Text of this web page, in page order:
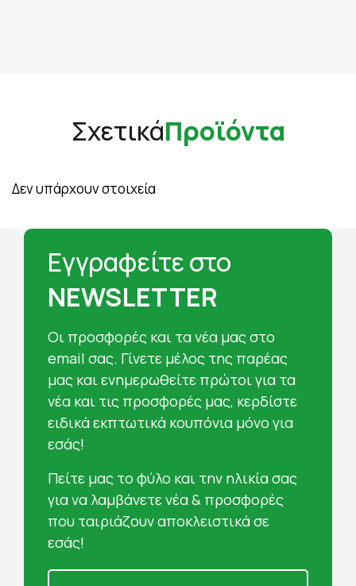
ΣχετικάΠροϊόντα
Δεν υπάρχουν στοιχεία
Εγγραφείτε στο
NEWSLETTER
Oι προσφορές και τα νέα μας στο
email σας. Γίνετε μέλος της παρέας
μας και ενημερωθείτε πρώτοι για τα
νέα και τις προσφορές μας, κερδίστε
ειδικά εκπτωτικά κουπόνια μόνο για
εσάς!
Πείτε μας το φύλο και την ηλικία σας
για να λαμβάνετε νέα & προσφορές
που ταιριάζουν αποκλειστικά σε
εσάς!